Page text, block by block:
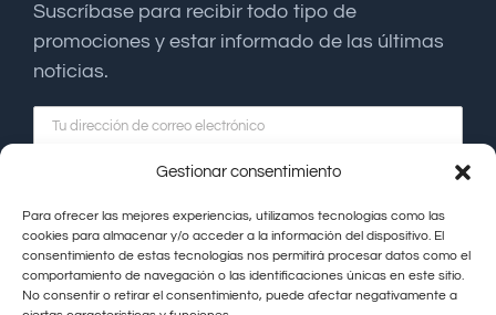
Gestionar consentimiento
Para ofrecer las mejores experiencias, utilizamos tecnologías como las
cookies para almacenar y/o acceder a la información del dispositivo. El
consentimiento de estas tecnologías nos permitirá procesar datos como el
comportamiento de navegación o las identificaciones únicas en este sitio.
No consentir o retirar el consentimiento, puede afectar negativamente a
Suscríbase para recibir todo tipo de
promociones y estar informado de las últimas
noticias.